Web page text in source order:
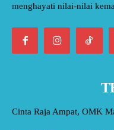
menghayati nilai-nilai
Cinta Raja Ampat, OMK